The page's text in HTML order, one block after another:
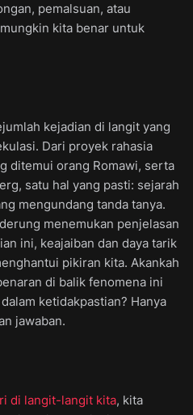
pemalsuan, atau
kita benar untuk
kejadian di langit yang
Dari proyek rahasia
ditemui orang Romawi, serta
satu hal yang pasti: sejarah
mengundang tanda tanya.
menemukan penjelasan
ini, keajaiban dan daya tarik
pikiran kita. Akankah
di balik fenomena ini
ketidakpastian? Hanya
jawaban.
di langit-langit kita, kita